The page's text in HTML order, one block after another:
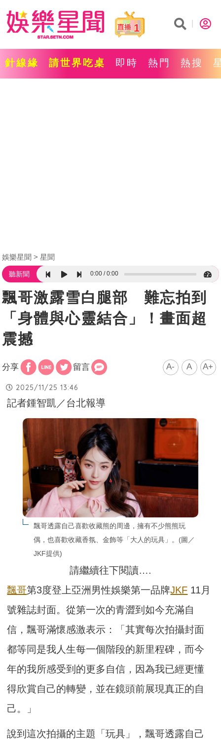
1
針線緣 請世界吃桌 即時 熱門 熱搜
娛樂星聞 星聞
聽新聞 0:00 0:00
飄哥激露雪白腿部 難忘拍到
「身體與心靈結合」！畫面超
震撼
分享 留言 A- A A+
2025/11/25 13:46
記者鍾智凱／台北報導
飄哥透露自己喜歡收藏熊的周邊，擁有不少熊熊玩
偶，也喜歡收藏香氛、金飾等「大人的玩具」。(圖／
JKF提供)
請繼續往下閱讀….
飄哥第3度登上亞洲男性娛樂第一品牌JKF 11月
號雜誌封面。從第一次的青澀到如今充滿自
信，飄哥滿懷感激表示：「其實每次拍攝封面
都等同是我人生每一個階段的新里程碑，而今
年的我所感受到的更多自信，因為我已經更懂
得欣賞自己的轉變，並在鏡頭前展現真正的自
己。」
說到這次拍攝的主題「玩具」，飄哥透露自己